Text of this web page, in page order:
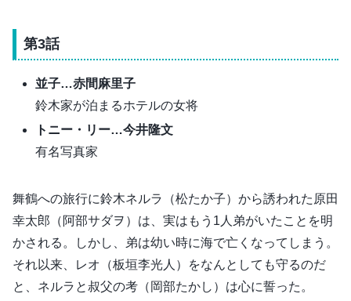
第3話
並子…赤間麻里子
鈴木家が泊まるホテルの女将
トニー・リー…今井隆文
有名写真家
舞鶴への旅行に鈴木ネルラ（松たか子）から誘われた原田
幸太郎（阿部サダヲ）は、実はもう1人弟がいたことを明
かされる。しかし、弟は幼い時に海で亡くなってしまう。
それ以来、レオ（板垣李光人）をなんとしても守るのだ
と、ネルラと叔父の考（岡部たかし）は心に誓った。